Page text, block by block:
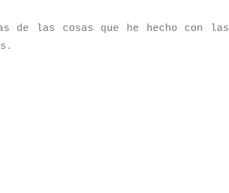
de las cosas que he hecho con las